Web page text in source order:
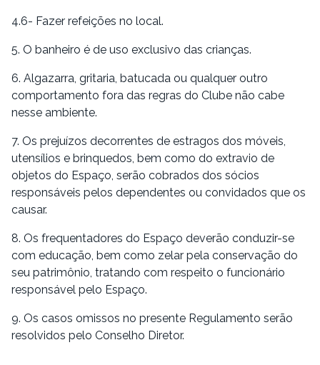
4.6- Fazer refeições no local.
5. O banheiro é de uso exclusivo das crianças.
6. Algazarra, gritaria, batucada ou qualquer outro
comportamento fora das regras do Clube não cabe
nesse ambiente.
7. Os prejuízos decorrentes de estragos dos móveis,
utensílios e brinquedos, bem como do extravio de
objetos do Espaço, serão cobrados dos sócios
responsáveis pelos dependentes ou convidados que os
causar.
8. Os frequentadores do Espaço deverão conduzir-se
com educação, bem como zelar pela conservação do
seu patrimônio, tratando com respeito o funcionário
responsável pelo Espaço.
9. Os casos omissos no presente Regulamento serão
resolvidos pelo Conselho Diretor.